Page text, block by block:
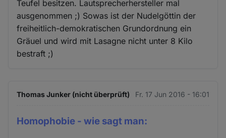
Teufel besitzen. Lautsprecherhersteller mal
ausgenommen ;) Sowas ist der Nudelgöttin der
freiheitlich-demokratischen Grundordnung ein
Gräuel und wird mit Lasagne nicht unter 8 Kilo
bestraft ;)
Thomas Junker (nicht überprüft) Fr. 17 Jun 2016 - 16:01
Homophobie - wie sagt man: